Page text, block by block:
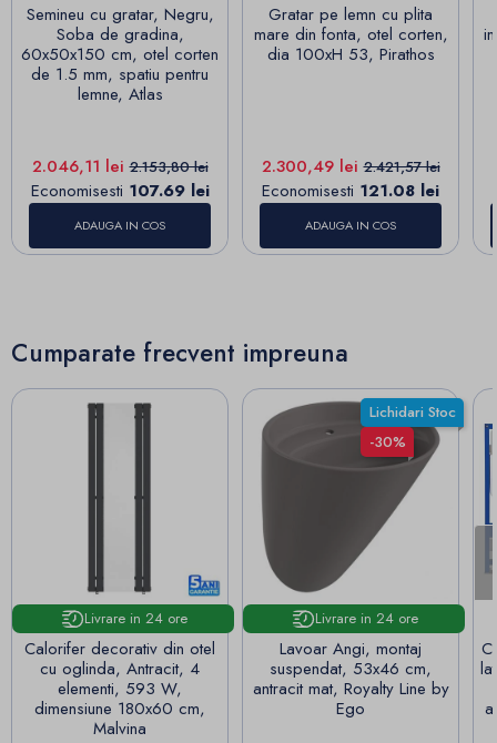
Semineu cu gratar, Negru,
Soba de gradina,
60x50x150 cm, otel corten
de 1.5 mm, spatiu pentru
lemne, Atlas
Pret
2.046,11 leiPret de baza
2.153,80 lei
Economisesti 107.69 lei
ADAUGA IN COS
Gratar pe lemn cu plita
mare din fonta, otel corten,
dia 100xH 53, Pirathos
Pret
2.300,49 leiPret de baza
2.421,57 lei
Economisesti 121.08 lei
ADAUGA IN COS
Cumparate frecvent impreuna
Livrare in 24 ore
Calorifer decorativ din otel
cu oglinda, Antracit, 4
elementi, 593 W,
dimensiune 180x60 cm,
Malvina
Lichidari Stoc
-30%
Livrare in 24 ore
Lavoar Angi, montaj
suspendat, 53x46 cm,
antracit mat, Royalty Line by
Ego